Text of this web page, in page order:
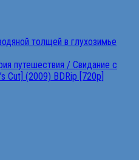
толщей в глухозимье
путешествия / Свидание с
Cut] (2009) BDRip [720p]